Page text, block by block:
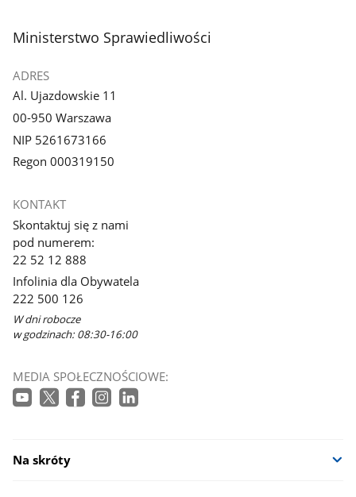
stopka
Ministerstwo Sprawiedliwości
ADRES
Al. Ujazdowskie 11
00-950 Warszawa
NIP 5261673166
Regon 000319150
KONTAKT
Skontaktuj się z nami
pod numerem:
22 52 12 888
Infolinia dla Obywatela
222 500 126
W dni robocze
w godzinach: 08:30-16:00
MEDIA SPOŁECZNOŚCIOWE:
Na skróty